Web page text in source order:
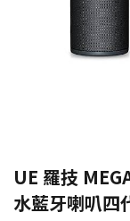
UE 羅技
水藍牙喇叭四